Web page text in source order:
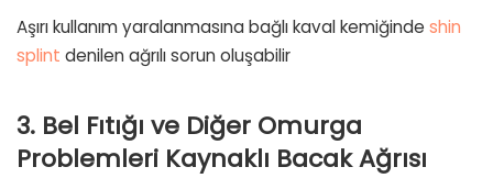
Aşırı kullanım yaralanmasına bağlı kaval kemiğinde shin
splint denilen ağrılı sorun oluşabilir
3. Bel Fıtığı ve Diğer Omurga
Problemleri Kaynaklı Bacak Ağrısı